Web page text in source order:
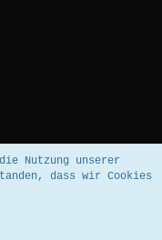
Suite™ 5.5.26
Nutzung unserer
dass wir Cookies